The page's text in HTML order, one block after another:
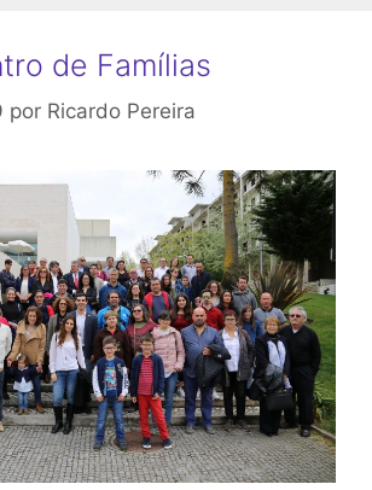
de Famílias
por Ricardo Pereira